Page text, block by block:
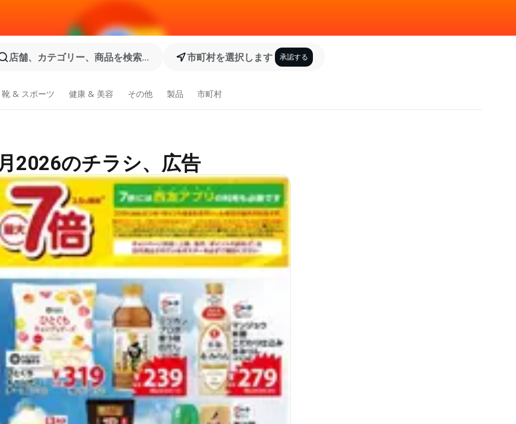
店舗、カテゴリー、商品を検索...
市町村を選択します 承認する
& スポーツ 健康 & 美容 その他 製品 市町村
2026のチラシ、広告